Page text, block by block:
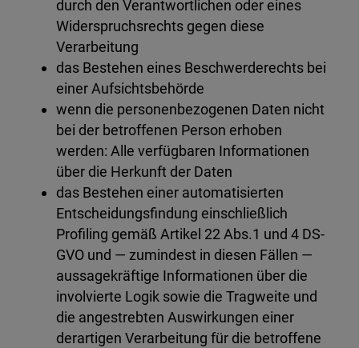
durch den Verantwortlichen oder eines
Widerspruchsrechts gegen diese
Verarbeitung
das Bestehen eines Beschwerderechts bei
einer Aufsichtsbehörde
wenn die personenbezogenen Daten nicht
bei der betroffenen Person erhoben
werden: Alle verfügbaren Informationen
über die Herkunft der Daten
das Bestehen einer automatisierten
Entscheidungsfindung einschließlich
Profiling gemäß Artikel 22 Abs.1 und 4 DS-
GVO und — zumindest in diesen Fällen —
aussagekräftige Informationen über die
involvierte Logik sowie die Tragweite und
die angestrebten Auswirkungen einer
derartigen Verarbeitung für die betroffene